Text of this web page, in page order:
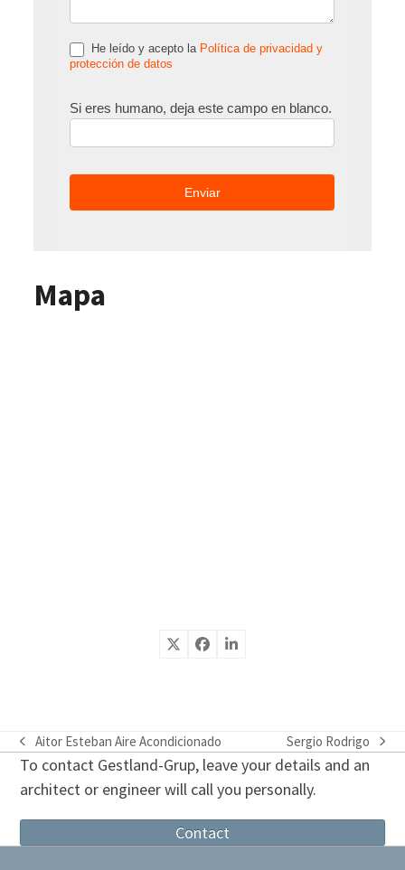
He leído y acepto la Política de privacidad y
protección de datos
Si eres humano, deja este campo en blanco.
Mapa
previous
post:
Aitor Esteban Aire Acondicionado
next
post:
Sergio Rodrigo
To contact Gestland-Grup, leave your details and an
architect or engineer will call you personally.
Contact